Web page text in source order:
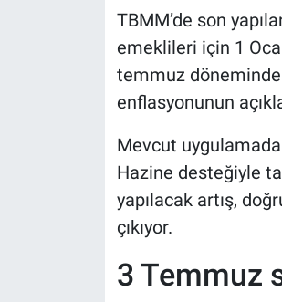
TBMM’de son
emeklileri için 1
temmuz döneminde
enflasyonunun
Mevcut
Hazine desteğiyle
yapılacak artış,
çıkıyor.
3 Temmuz